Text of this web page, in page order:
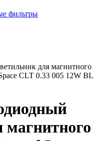
фильтры
для магнитного
CLT 0.33 005 12W BL
магнитного